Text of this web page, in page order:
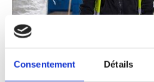
Consentement Détails
JACKODUR® et